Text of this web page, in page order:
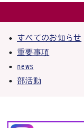
すべてのお知らせ
重要事項
news
部活動